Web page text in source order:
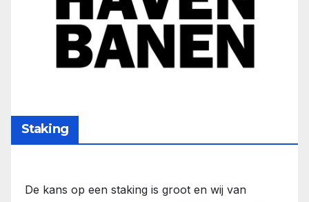
Staking
De kans op een staking is groot en wij van